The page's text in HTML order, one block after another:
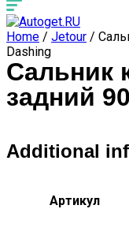
Home / Jetour /
Dashing
Сальник
задний
Additional
Артикул